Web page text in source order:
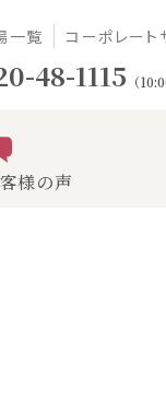
一覧 コーポレート
48-1115 （
様の声